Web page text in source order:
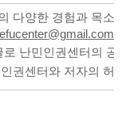
다양한 경험과 목소
로 난민인권센터의 공
권센터와 저자의 허